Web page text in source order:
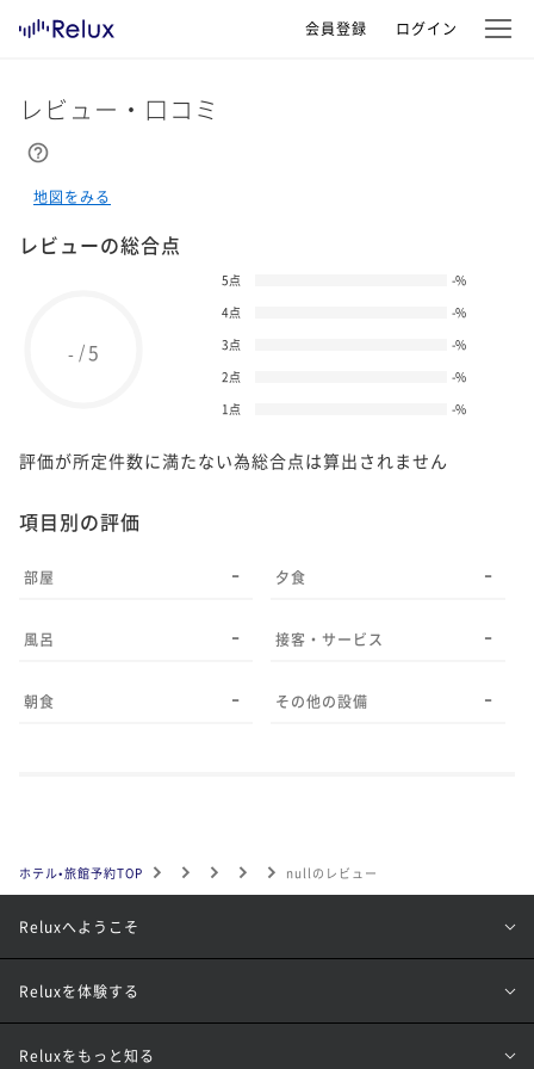
会員登録 ログイン
レビュー・口コミ
地図をみる
レビューの総合点
- /5
5点 -%
4点
-%
3点
-%
2点
-%
1点
-%
評価が所定件数に満たない為総合点は算出されません
項目別の評価
部屋 -
風呂 -
朝食 -
夕食 -
接客・サービス -
その他の設備 -
ホテル•旅館予約TOP nullのレビュー
Reluxへようこそ
Reluxを体験する
Reluxをもっと知る